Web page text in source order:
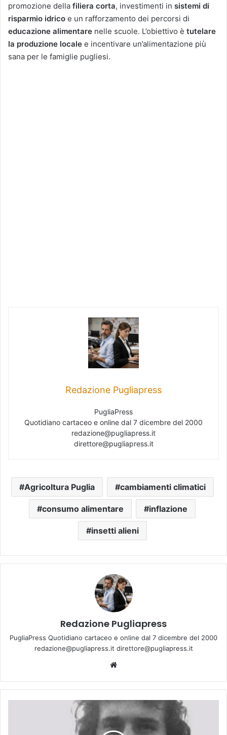
promozione della filiera corta, investimenti in sistemi di
risparmio idrico e un rafforzamento dei percorsi di
educazione alimentare nelle scuole. L’obiettivo è tutelare
la produzione locale e incentivare un’alimentazione più
sana per le famiglie pugliesi.
Redazione Pugliapress
PugliaPress
Quotidiano cartaceo e online dal 7 dicembre del 2000
redazione@pugliapress.it
direttore@pugliapress.it
Agricoltura Puglia cambiamenti climatici
consumo alimentare inflazione
insetti alieni
Redazione Pugliapress
PugliaPress Quotidiano cartaceo e online dal 7 dicembre del 2000
redazione@pugliapress.it direttore@pugliapress.it